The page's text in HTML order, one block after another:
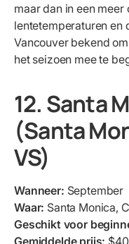
maar dan in een
lentetemperaturen en
Vancouver bekend
het seizoen mee te
12. Santa
(Santa
VS)
Wanneer: September
Waar: Santa Monica,
Geschikt voor
Gemiddelde prijs: